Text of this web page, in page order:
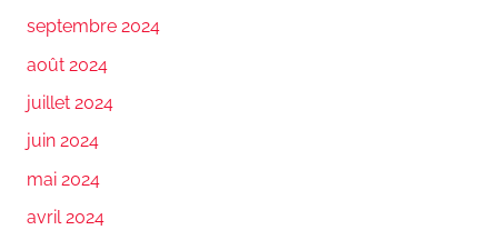
septembre 2024
août 2024
juillet 2024
juin 2024
mai 2024
avril 2024